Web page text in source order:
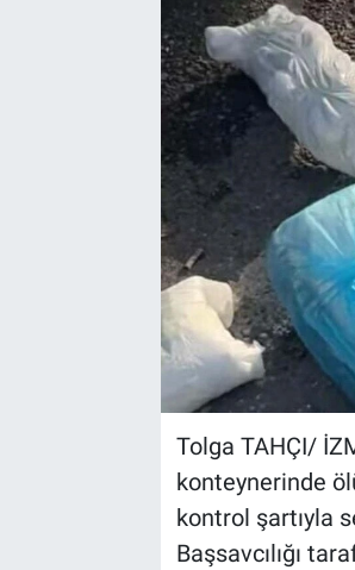
Tolga TAHÇI/
konteynerinde
kontrol şartıyla
Başsavcılığı
Kültür Sanat
Bilim ve Teknoloji